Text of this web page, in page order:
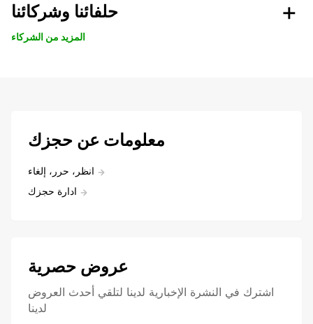
حلفائنا وشركائنا
المزيد من الشركاء
معلومات عن حجزك
انظر، حرر، إلغاء
ادارة حجزك
عروض حصرية
اشترك في النشرة الإخبارية لدينا لتلقي أحدث العروض
لدينا